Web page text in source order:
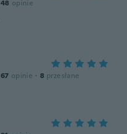
48 opinie
67 opinie · 8 przesłane